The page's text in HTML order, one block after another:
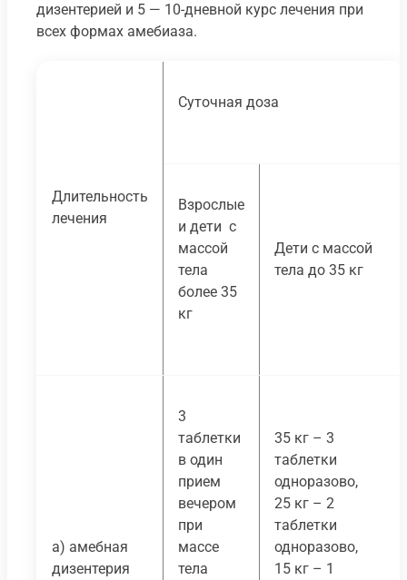
дизентерией и 5 — 10-дневной курс лечения при
всех формах амебиаза.
Длительность
лечения
Суточная доза
Взрослые
и дети с
массой
тела
более 35
кг
Дети с массой
тела до 35 кг
а) амебная
дизентерия
3
таблетки
в один
прием
вечером
при
массе
тела
35 кг – 3
таблетки
одноразово,
25 кг – 2
таблетки
одноразово,
15 кг – 1